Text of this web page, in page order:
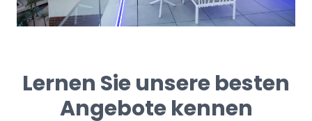
Lernen Sie unsere besten
Angebote kennen